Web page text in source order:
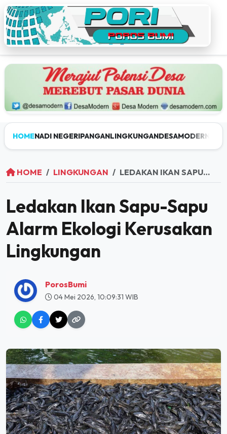
HOMENADI NEGERIPANGANLINGKUNGANDESAMODERN
HOME LINGKUNGAN LEDAKAN IKAN SAPU-SAPU ALARM EKOLOGI KERUSAKAN LINGKUNGAN
Ledakan Ikan Sapu-Sapu
Alarm Ekologi Kerusakan
Lingkungan
PorosBumi
04 Mei 2026, 10:09:31 WIB